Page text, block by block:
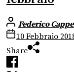
Federico
10 Febbraio
Share